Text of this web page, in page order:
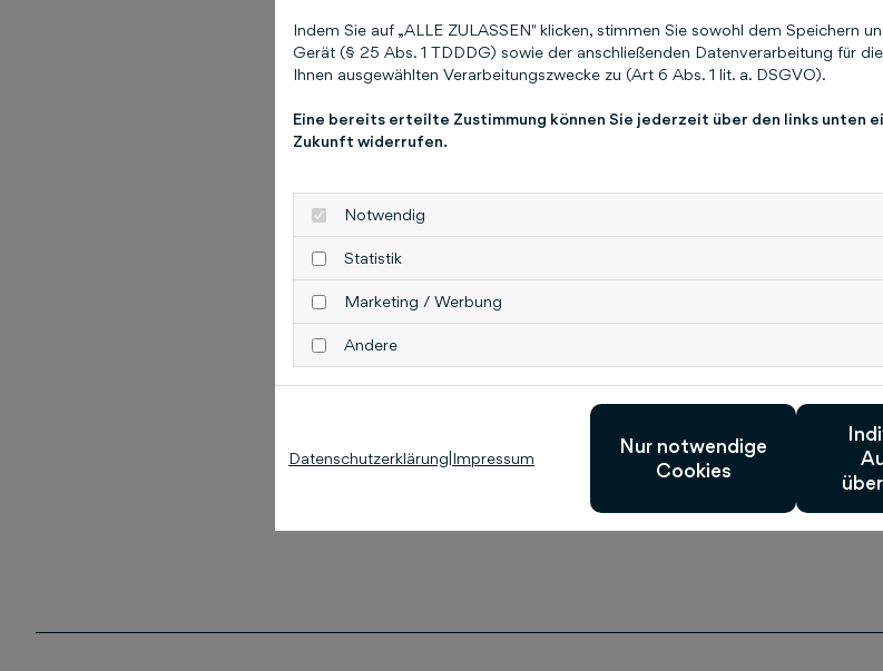
oder t-online.de gehören. Civey
Meinungsforschung in
einen repräsentativen Querschnitt
Deutsche Tele Medien und 17
Die Herausgeber-GbR
Spezialist für
www.gelbeseiten.de sowie u. a.
stehen und kontinuierlich
Produkte von Gelbe Seiten
Bezeichnung Gelbe Seiten ist in
Zeichen-GbR eingetragene
Seiten Zeichen-GbR für eine
zur Nutzung der
ab 16 Jahren, In Auftrag gegeben
Service- und Marketing GmbH,
Gelbe Seiten Marketing
Indem Sie auf „ALLE ZULASSEN" klicken, stimmen Sie sowohl dem Speichern
Gerät (§ 25 Abs. 1 TDDDG) sowie der anschließenden Datenverarbeitung für
Ihnen ausgewählten Verarbeitungszwecke zu (Art 6 Abs. 1 lit. a. DSGVO).
Eine bereits erteilte Zustimmung können Sie jederzeit über den links unten
Zukunft widerrufen.
Notwendig
Statistik
Marketing / Werbung
Andere
Datenschutzerklärung Impressum
Nur notwendige
Cookies